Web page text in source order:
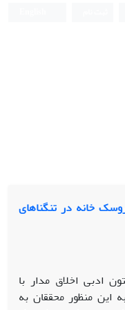
خانه در تنگناهای
ادبی اخلاق مدار با
این منظور محققان به